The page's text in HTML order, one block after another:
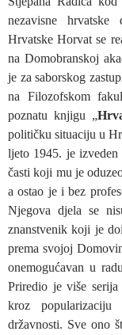
nezavisne
Hrvatske Horvat se
na Domobranskoj
je za saborskog
na Filozofskom
poznatu knjigu „
političku situaciju u
ljeto 1945. je
časti koji mu je
a ostao je i bez
Njegova djela se
znanstvenik koji je
prema svojoj
onemogućavan u
Priredio je više
kroz
državnosti. Sve ono